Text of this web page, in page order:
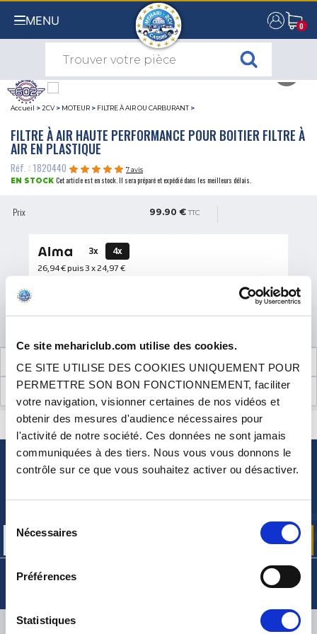
Ce site mehariclub.com utilise des cookies.
CE SITE UTILISE DES COOKIES UNIQUEMENT POUR
PERMETTRE SON BON FONCTIONNEMENT, faciliter
votre navigation, visionner certaines de nos vidéos et
obtenir des mesures d'audience nécessaires pour
l'activité de notre société. Ces données ne sont jamais
communiquées à des tiers. Nous vous vous donnons le
contrôle sur ce que vous souhaitez activer ou désactiver.
Nécessaires
Préférences
Statistiques
MENU 0
0
Accueil >2CV > MOTEUR > FILTRE À AIR OU CARBURANT >
FILTRE À AIR HAUTE PERFORMANCE POUR BOITIER FILTRE À
AIR EN PLASTIQUE
Réf. : 1820440
7 avis
EN STOCK Cet article est en stock. Il sera préparé et expédié dans les meilleurs délais.
Prix 99.90 € TTC
3x
4x
26,94 €puis 3 x 24,97 €
INFORMATIONS TECHNIQUES
AVIS CLIENTS (7)
UNE QUESTION ? BESOIN D 'AIDE ? CONTACTEZ-NOUS
NEWSLETTER